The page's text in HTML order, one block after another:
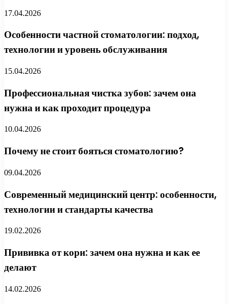
17.04.2026
Особенности частной стоматологии: подход,
технологии и уровень обслуживания
15.04.2026
Профессиональная чистка зубов: зачем она
нужна и как проходит процедура
10.04.2026
Почему не стоит бояться стоматологию?
09.04.2026
Современный медицинский центр: особенности,
технологии и стандарты качества
19.02.2026
Прививка от кори: зачем она нужна и как ее
делают
14.02.2026